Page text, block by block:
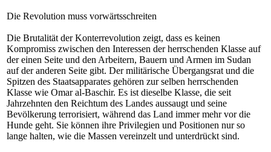
Die Revolution muss vorwärtsschreiten
Die Brutalität der Konterrevolution zeigt, dass es keinen
Kompromiss zwischen den Interessen der herrschenden Klasse auf
der einen Seite und den Arbeitern, Bauern und Armen im Sudan
auf der anderen Seite gibt. Der militärische Übergangsrat und die
Spitzen des Staatsapparates gehören zur selben herrschenden
Klasse wie Omar al-Baschir. Es ist dieselbe Klasse, die seit
Jahrzehnten den Reichtum des Landes aussaugt und seine
Bevölkerung terrorisiert, während das Land immer mehr vor die
Hunde geht. Sie können ihre Privilegien und Positionen nur so
lange halten, wie die Massen vereinzelt und unterdrückt sind.